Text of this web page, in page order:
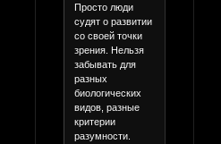
Просто люди
судят о развитии
со своей точки
зрения. Нельзя
забывать для
разных
биологических
видов, разные
критерии
разумности.